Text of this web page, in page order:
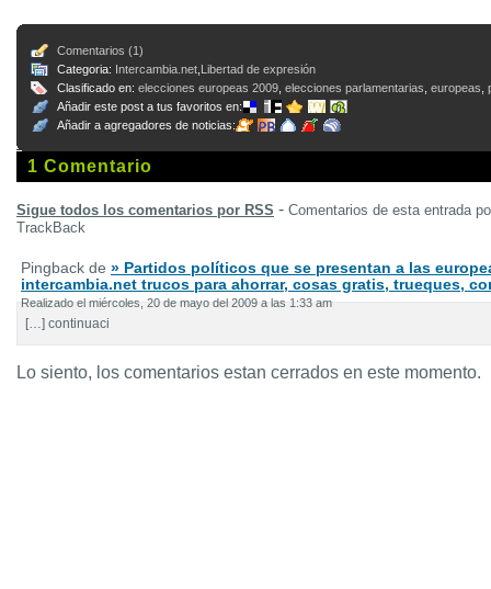
Comentarios (1)
Categoria: Intercambia.net Libertad de expresión
Clasificado en: elecciones europeas 2009 elecciones parlamentarias europeas
Añadir este post a tus favoritos en:
Añadir a agregadores de noticias:
1 Comentario
Sigue todos los comentarios por RSS - Comentarios de esta entrada
TrackBack
Pingback de » Partidos políticos que se presentan a las
intercambia.net trucos para ahorrar, cosas gratis, trueques,
Realizado el miércoles, 20 de mayo del 2009 a las 1:33 am
[…] continuaci
Lo siento, los comentarios estan cerrados en este momento.